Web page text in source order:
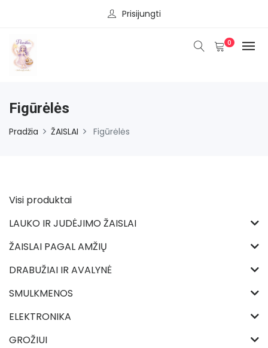
Prisijungti
0
Figūrėlės
Pradžia ŽAISLAI Figūrėlės
Visi produktai
LAUKO IR JUDĖJIMO ŽAISLAI
ŽAISLAI PAGAL AMŽIŲ
DRABUŽIAI IR AVALYNĖ
SMULKMENOS
ELEKTRONIKA
GROŽIUI